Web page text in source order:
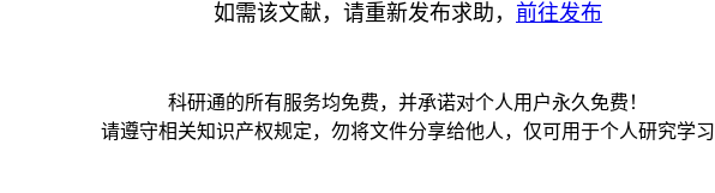
如需该文献，请重新发布求助， 前往发布
科研通的所有服务均免费，并承诺对个人用户永久免费！
请遵守相关知识产权规定，勿将文件分享给他人，仅可用于个人研究学习